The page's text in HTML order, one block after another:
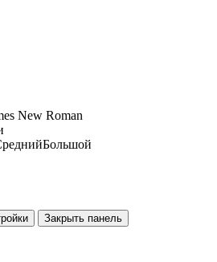
New Roman
Большой
Закрыть панель